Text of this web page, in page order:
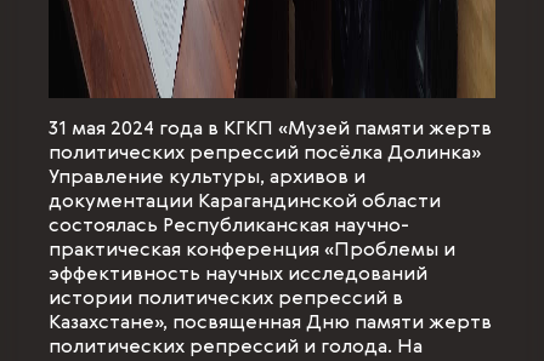
31 мая 2024 года в КГКП «Музей памяти жертв
политических репрессий посёлка Долинка»
Управление культуры, архивов и
документации Карагандинской области
состоялась Республиканская научно-
практическая конференция «Проблемы и
эффективность научных исследований
истории политических репрессий в
Казахстане», посвященная Дню памяти жертв
политических репрессий и голода. На